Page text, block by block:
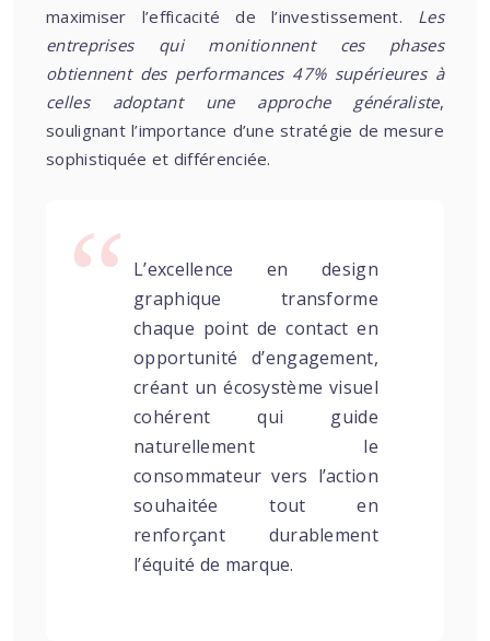
maximiser l’efficacité de l’investissement. Les
entreprises qui monitionnent ces phases
obtiennent des performances 47% supérieures à
celles adoptant une approche généraliste,
soulignant l’importance d’une stratégie de mesure
sophistiquée et différenciée.
L’excellence en design
graphique transforme
chaque point de contact en
opportunité d’engagement,
créant un écosystème visuel
cohérent qui guide
naturellement le
consommateur vers l’action
souhaitée tout en
renforçant durablement
l’équité de marque.